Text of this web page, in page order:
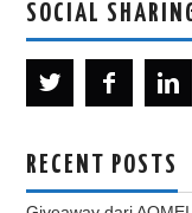
SOCIAL
RECENT POSTS